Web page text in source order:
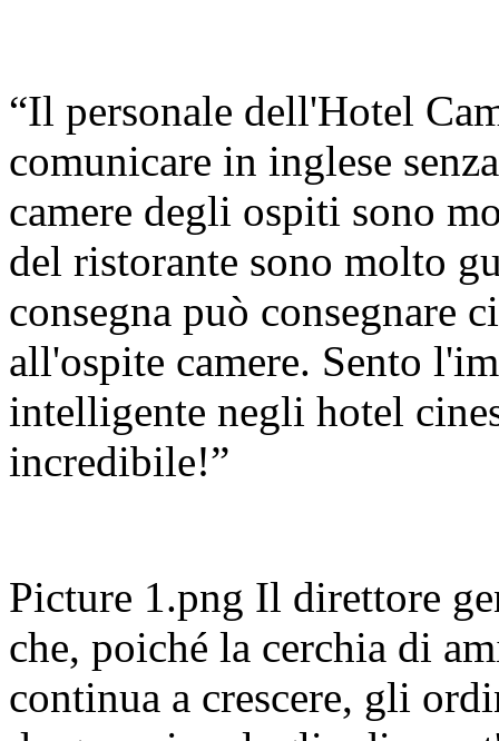
“Il personale dell'Hotel
comunicare in inglese
camere degli ospiti sono
del ristorante sono molto
consegna può consegnare
all'ospite camere. Sento
intelligente negli hotel
incredibile!”
Picture 1.png Il direttore
che, poiché la cerchia di
continua a crescere, gli